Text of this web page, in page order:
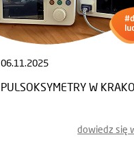
06.11.2025
PULSOKSYMETRY W
dowiedz się